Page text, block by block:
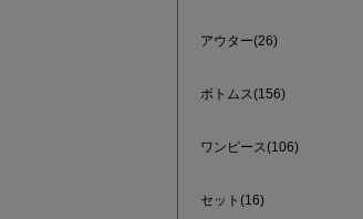
アウター(26)
ボトムス(156)
ワンピース(106)
セット(16)